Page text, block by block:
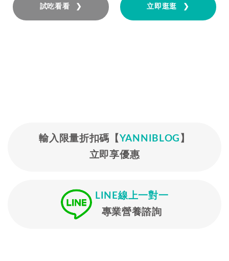
試吃看看 ❯ 立即逛逛 ❯
輸入限量折扣碼【 YANNIBLOG 】
立即享優惠
LINE線上一對一
專業營養諮詢